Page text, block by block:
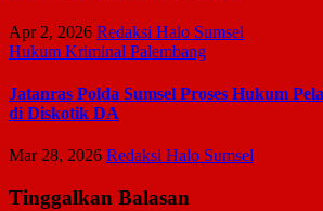
Apr 2, 2026 Redaksi Halo Sumsel
Hukum Kriminal Palembang
Jatanras Polda Sumsel Proses Hukum
di Diskotik DA
Mar 28, 2026 Redaksi Halo Sumsel
Tinggalkan Balasan